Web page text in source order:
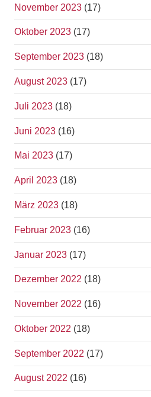
November 2023 (17)
Oktober 2023 (17)
September 2023 (18)
August 2023 (17)
Juli 2023 (18)
Juni 2023 (16)
Mai 2023 (17)
April 2023 (18)
März 2023 (18)
Februar 2023 (16)
Januar 2023 (17)
Dezember 2022 (18)
November 2022 (16)
Oktober 2022 (18)
September 2022 (17)
August 2022 (16)